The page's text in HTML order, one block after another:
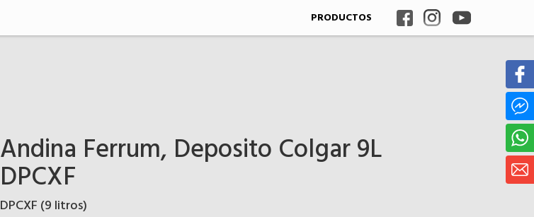
PRODUCTOS
Andina Ferrum, Deposito Colgar 9L
DPCXF
DPCXF (9 litros)